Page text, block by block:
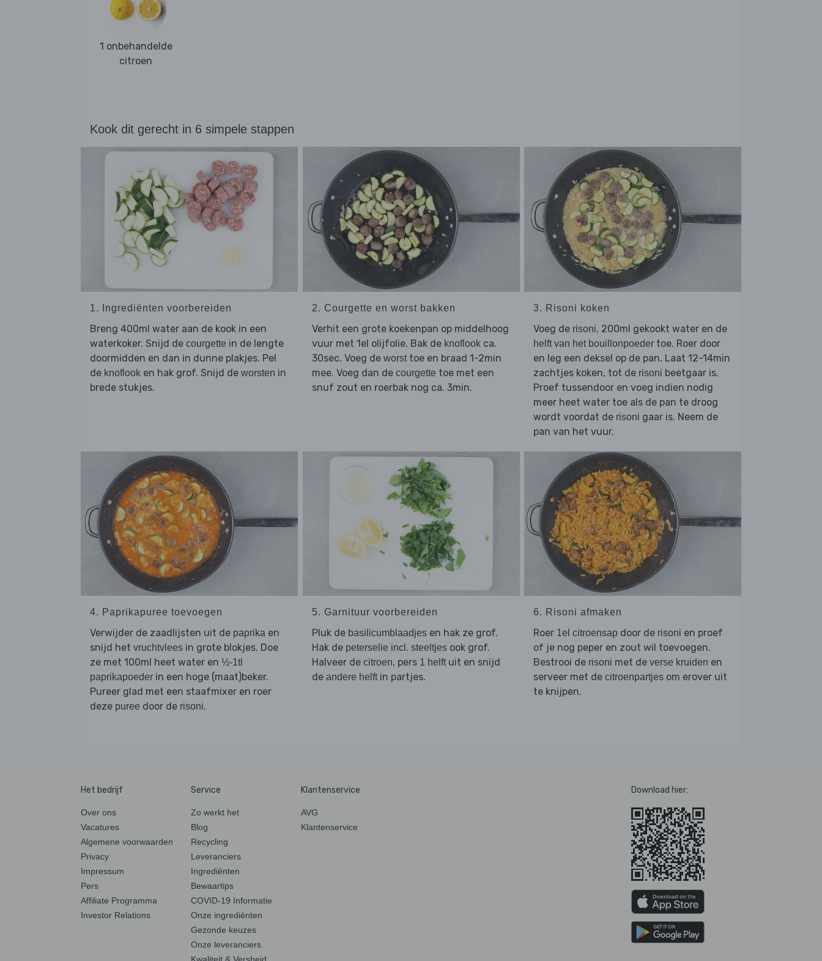
1 onbehandelde
citroen
Kook dit gerecht in 6 simpele stappen
1. Ingrediënten voorbereiden
Breng 400ml water aan de kook in een
waterkoker. Snijd de courgette in de lengte
doormidden en dan in dunne plakjes. Pel
de knoflook en hak grof. Snijd de worsten in
brede stukjes.
2. Courgette en worst bakken
Verhit een grote koekenpan op middelhoog
vuur met 1el olijfolie. Bak de knoflookca.
30sec. Voeg de worsttoe en braad 1-2min
mee. Voeg dan de courgette toe met een
snuf zout en roerbak nog ca. 3min.
3. Risoni koken
Voeg de risoni, 200ml gekookt water en de
helft van het bouillonpoeder toe. Roer door
en leg een deksel op de pan. Laat 12-14min
zachtjes koken, tot de risoni beetgaar is.
Proef tussendoor en voeg indien nodig
meer heet water toe als de pan te droog
wordt voordat de risoni gaar is. Neem de
pan van het vuur.
4. Paprikapuree toevoegen
Verwijder de zaadlijsten uit de paprika en
snijd het vruchtvlees in grote blokjes. Doe
ze met 100ml heet water en ½-1tl
paprikapoeder in een hoge (maat)beker.
Pureer glad met een staafmixer en roer
deze puree door de risoni.
5. Garnituur voorbereiden
Pluk de basilicumblaadjesen hak ze grof.
Hak de peterselie incl. steeltjesook grof.
Halveer de citroen, pers 1 helftuit en snijd
de andere helftin partjes.
6. Risoni afmaken
Roer 1el citroensap door de risoni en proef
of je nog peper en zout wil toevoegen.
Bestrooi de risoni met de verse kruiden en
serveer met de citroenpartjes om erover uit
te knijpen.
Het bedrijf
Over ons
Vacatures
Algemene voorwaarden
Privacy
Impressum
Pers
Affiliate Programma
Investor Relations
Service
Zo werkt het
Blog
Recycling
Leveranciers
Ingrediënten
Bewaartips
COVID-19 Informatie
Onze ingrediënten
Gezonde keuzes
Onze leveranciers
Klantenservice
AVG
Klantenservice
Download hier: